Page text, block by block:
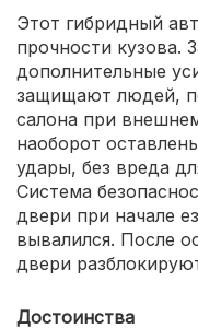
Этот гибридный
прочности кузова.
дополнительные
защищают людей,
салона при
наоборот
удары, без вреда
Система
двери при начале
вывалился. После
двери
Достоинства